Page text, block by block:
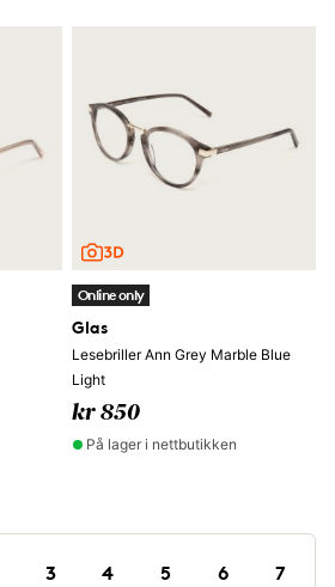
Online only
Glas
Lesebriller Ann Grey Marble Blue
Light
kr 850
På lager i nettbutikken
3 4 5 6 7